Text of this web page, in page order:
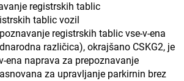
registrskih tablic
tablic vozil
registrskih tablic vse-v-ena
različica), okrajšano CSKG2, je
ena naprava za prepoznavanje
za upravljanje parkirnin brez